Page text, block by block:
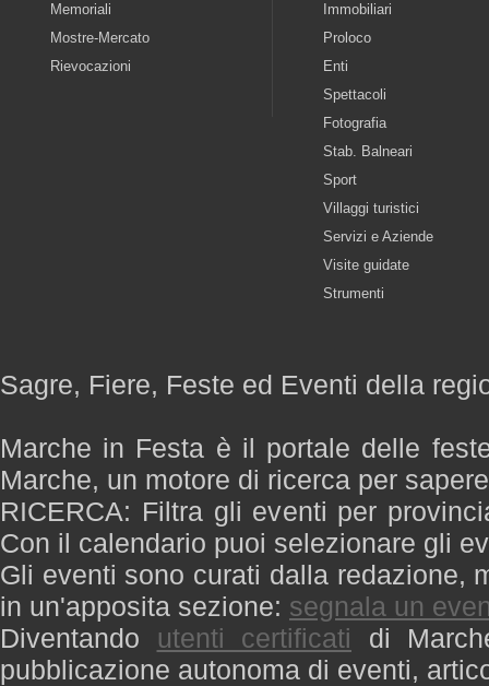
Memoriali
Mostre-Mercato
Rievocazioni
Immobiliari
Proloco
Enti
Spettacoli
Fotografia
Stab. Balneari
Sport
Villaggi turistici
Servizi e Aziende
Visite guidate
Strumenti
Sagre, Fiere, Feste ed Eventi della
Marche in Festa è il portale delle
Marche, un motore di ricerca per
RICERCA: Filtra gli eventi per
Con il calendario puoi selezionare gli
Gli eventi sono curati dalla redazione,
in un'apposita sezione: segnala un
Diventando utenti certificati di
pubblicazione autonoma di eventi,